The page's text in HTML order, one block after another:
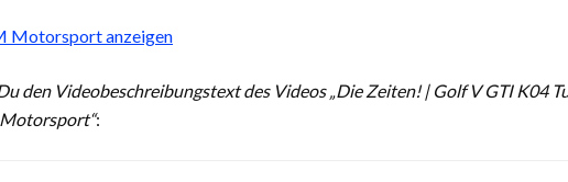
Motorsport anzeigen
den Videobeschreibungstext des Videos „Die Zeiten! | Golf V GTI K04
Motorsport“: